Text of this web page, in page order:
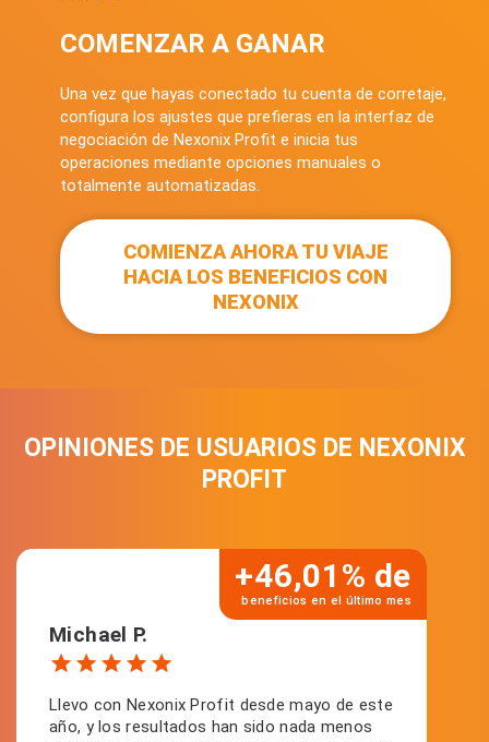
COMENZAR A GANAR
Una vez que hayas conectado tu cuenta de corretaje,
configura los ajustes que prefieras en la interfaz de
negociación de Nexonix Profit e inicia tus
operaciones mediante opciones manuales o
totalmente automatizadas.
COMIENZA AHORA TU VIAJE
HACIA LOS BENEFICIOS CON
NEXONIX
OPINIONES DE USUARIOS DE NEXONIX
PROFIT
+46,01% de
beneficios en el último mes
Michael P.
Llevo con Nexonix Profit desde mayo de este
año, y los resultados han sido nada menos